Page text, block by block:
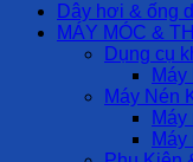
Dây hơi & ống
MÁY MÓC &
Dụng cụ
Máy
Máy Nén
Máy
Máy